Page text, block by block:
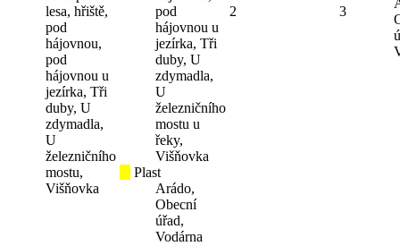
lesa, hřiště,
pod
hájovnou,
pod
hájovnou u
jezírka, Tři
duby, U
zdymadla,
U
železničního
mostu,
Višňovka
pod
hájovnou u
jezírka, Tři
duby, U
zdymadla,
U
železničního
mostu u
řeky,
Višňovka
Plast
Arádo,
Obecní
úřad,
Vodárna
2 3